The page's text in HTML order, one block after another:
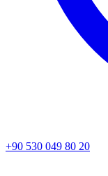
+90 530 049 80 20